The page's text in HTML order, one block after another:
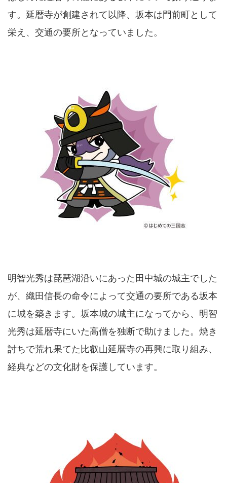
す。延暦寺が創建されて以降、坂本は門前町として
栄え、交通の要所となっていました。
明智光秀は琵琶湖沿いにあった田中城の城主でした
が、織田信長の命令によって交通の要所である坂本
に城を築きます。坂本城の城主になってから、明智
光秀は延暦寺にいた高僧を独断で助けました。焼き
討ちで荒れ果てた比叡山延暦寺の再興に取り組み、
経典などの文化財を保護しています。